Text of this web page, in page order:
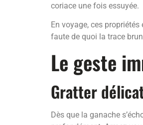
coriace une fois essuyée.
En voyage, ces
faute de quoi la trace
Le geste
Gratter
Dès que la ganache